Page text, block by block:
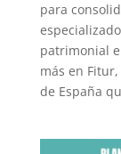
para
patrimonial
más en
de España